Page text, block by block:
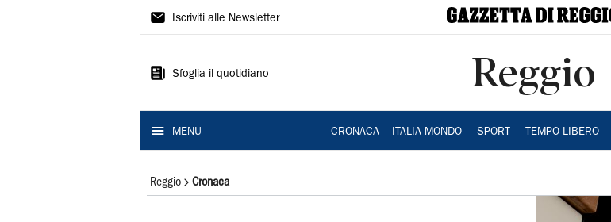
Gazzetta
Reggio
Iscriviti alle Newsletter
Sfoglia il quotidiano Reggio
MENU CRONACA ITALIA MONDO SPORT TEMPO LIBERO
Reggio Cronaca